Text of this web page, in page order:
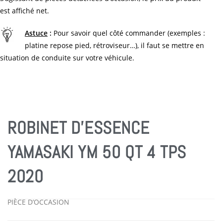
est affiché net.
Astuce : Pour savoir quel côté commander (exemples :
platine repose pied, rétroviseur…), il faut se mettre en
situation de conduite sur votre véhicule.
ROBINET D’ESSENCE
YAMASAKI YM 50 QT 4 TPS
2020
PIÈCE D’OCCASION